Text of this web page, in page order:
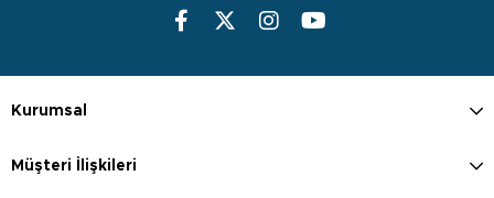
Kurumsal
Müşteri İlişkileri